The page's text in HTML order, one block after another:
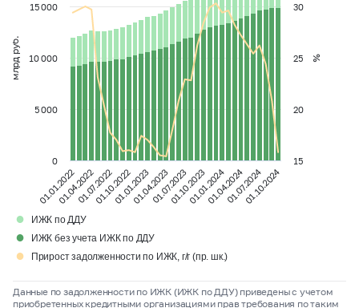
млрд руб. %
01.01.202201.07.202201.01.202301.07.202301.01.202401.07.2024
01.04.202201.10.202201.04.202301.10.202301.04.202401.10.2024
0
5 000
10 000
15 000
15
20
25
30
● ИЖК по ДДУ
● ИЖК без учета ИЖК по ДДУ
● Прирост задолженности по ИЖК, г/г (пр. шк.)
Данные по задолженности по ИЖК (ИЖК по ДДУ) приведены с учетом
приобретенных кредитными организациями прав требования по таким